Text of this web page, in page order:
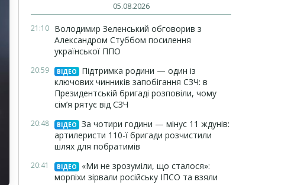
05.08.2026
21:10 Володимир Зеленський обговорив з
Александром Стуббом посилення
української ППО
20:59 ВІДЕО
Підтримка родини — один із
ключових чинників запобігання СЗЧ: в
Президентській бригаді розповіли, чому
сім’я рятує від СЗЧ
20:48 ВІДЕО
За чотири години — мінус 11 ждунів:
артилеристи 110-ї бригади розчистили
шлях для побратимів
20:41 ВІДЕО
«Ми не зрозуміли, що сталося»:
морпіхи зірвали російську ІПСО та взяли